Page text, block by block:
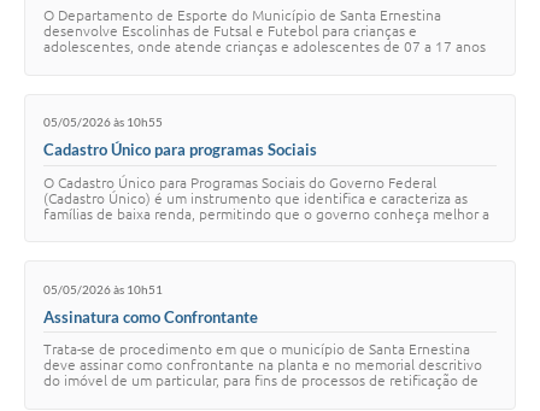
O Departamento de Esporte do Município de Santa Ernestina
desenvolve Escolinhas de Futsal e Futebol para crianças e
adolescentes, onde atende crianças e adolescentes de 07 a 17 anos
05/05/2026 às 10h55
Cadastro Único para programas Sociais
O Cadastro Único para Programas Sociais do Governo Federal
(Cadastro Único) é um instrumento que identifica e caracteriza as
famílias de baixa renda, permitindo que o governo conheça melhor a
05/05/2026 às 10h51
Assinatura como Confrontante
Trata-se de procedimento em que o município de Santa Ernestina
deve assinar como confrontante na planta e no memorial descritivo
do imóvel de um particular, para fins de processos de retificação de